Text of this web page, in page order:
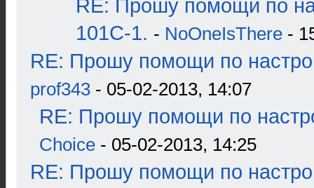
RE: Прошу помощи по
101С-1. - NoOneIsThere -
RE: Прошу помощи по
prof343 - 05-02-2013, 14:07
RE: Прошу помощи по
Choice - 05-02-2013, 14:25
RE: Прошу помощи по